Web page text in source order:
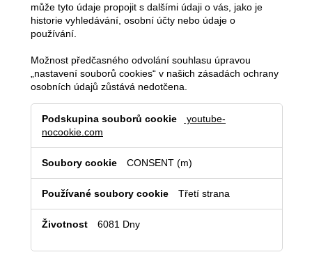
může tyto údaje propojit s dalšími údaji o vás, jako je
historie vyhledávání, osobní účty nebo údaje o
používání.
Možnost předčasného odvolání souhlasu úpravou
„nastavení souborů cookies“ v našich zásadách ochrany
osobních údajů zůstává nedotčena.
pro
webovou
analýzu
(americký
poskytovatel)
youtube-
nocookie.com
CONSENT (m)
Třetí strana
6081 Dny